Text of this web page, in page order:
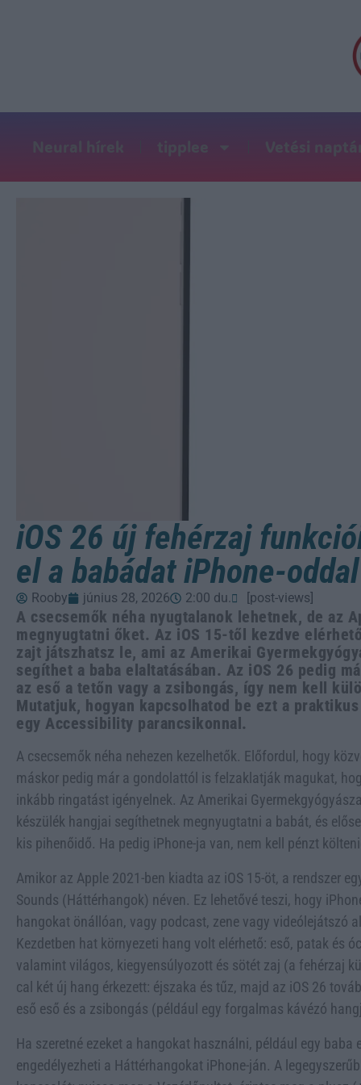
Neural hírek tipplee Vetési
iOS 26 új fehérzaj
el a babádat iPhone-oddal
Rooby június 28, 2026 2:00 du. [post-views]
A csecsemők néha nyugtalanok lehetnek, de az
megnyugtatni őket. Az iOS 15-től kezdve
zajt játszhatsz le, ami az Amerikai
segíthet a baba elaltatásában. Az iOS 26 pedig
az eső a tetőn vagy a zsibongás, így nem kell
Mutatjuk, hogyan kapcsolhatod be ezt a
egy Accessibility parancsikonnal.
A csecsemők néha nehezen kezelhetők. Előfordul, hogy
máskor pedig már a gondolattól is felzaklatják magukat,
inkább ringatást igényelnek. Az Amerikai
készülék hangjai segíthetnek megnyugtatni a babát, és
kis pihenőidő. Ha pedig iPhone-ja van, nem kell pénzt
Amikor az Apple 2021-ben kiadta az iOS 15-öt, a rendszer
Sounds (Háttérhangok) néven. Ez lehetővé teszi, hogy
hangokat önállóan, vagy podcast, zene vagy videólejátszó
Kezdetben hat környezeti hang volt elérhető: eső, patak és
valamint világos, kiegyensúlyozott és sötét zaj (a fehérzaj
cal két új hang érkezett: éjszaka és tűz, majd az iOS 26
eső eső és a zsibongás (például egy forgalmas kávézó
Ha szeretné ezeket a hangokat használni, például egy
engedélyezheti a Háttérhangokat iPhone-ján. A